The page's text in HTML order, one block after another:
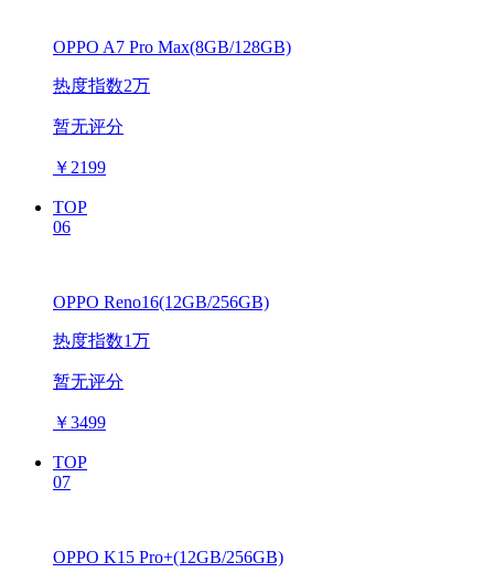
OPPO A7 Pro Max(8GB/128GB)
热度指数2万
暂无评分
￥ 2199
TOP
06
OPPO Reno16(12GB/256GB)
热度指数1万
暂无评分
￥3499
TOP
07
OPPO K15 Pro+(12GB/256GB)